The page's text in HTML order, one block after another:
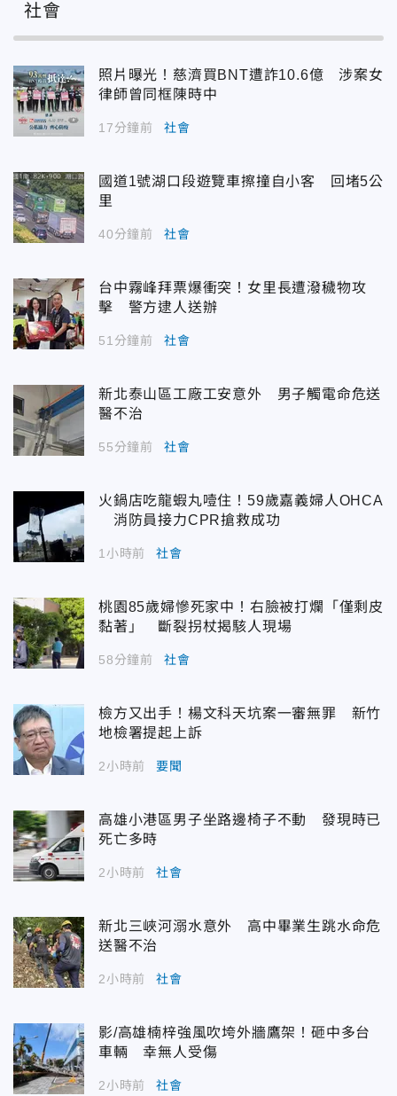
社會
照片曝光！慈濟買BNT遭詐10.6億 涉案女
律師曾同框陳時中
17分鐘前 社會
國道1號湖口段遊覽車擦撞自小客 回堵5公
里
40分鐘前 社會
台中霧峰拜票爆衝突！女里長遭潑穢物攻
擊 警方逮人送辦
51分鐘前 社會
新北泰山區工廠工安意外 男子觸電命危送
醫不治
55分鐘前 社會
火鍋店吃龍蝦丸噎住！59歲嘉義婦人OHCA
消防員接力CPR搶救成功
1小時前 社會
桃園85歲婦慘死家中！右臉被打爛「僅剩皮
黏著」 斷裂拐杖揭駭人現場
58分鐘前 社會
檢方又出手！楊文科天坑案一審無罪 新竹
地檢署提起上訴
2小時前 要聞
高雄小港區男子坐路邊椅子不動 發現時已
死亡多時
2小時前 社會
新北三峽河溺水意外 高中畢業生跳水命危
送醫不治
2小時前 社會
影/高雄楠梓強風吹垮外牆鷹架！砸中多台
車輛 幸無人受傷
2小時前 社會